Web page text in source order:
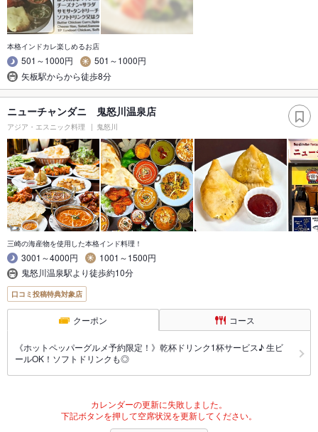
本格インドカレ楽しめるお店
501～1000円
501～1000円
矢板駅からから徒歩8分
ニューチャンダニ 鬼怒川温泉店
アジア・エスニック料理 鬼怒川
三崎の海産物を使用した本格インド料理！
3001～4000円
1001～1500円
鬼怒川温泉駅より徒歩約10分
口コミ投稿特典対象店
クーポン コース
《ホットペッパーグルメ予約限定！》乾杯ドリンク1杯サービス♪ 生ビ
ールOK！ソフトドリンクも◎
カレンダーの更新に失敗しました。
下記ボタンを押して空席状況を更新してください。